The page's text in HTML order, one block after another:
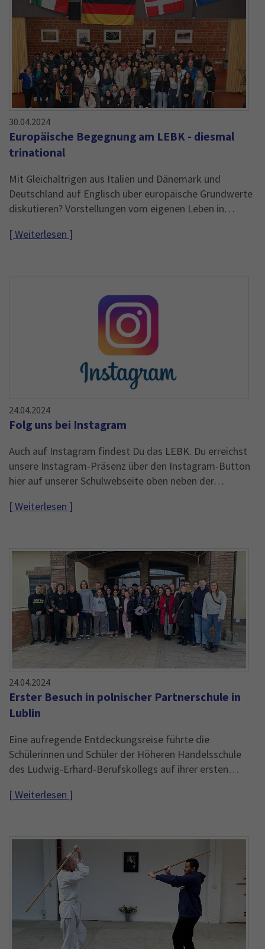
30.04.2024
Europäische Begegnung am LEBK - diesmal
trinational
Mit Gleichaltrigen aus Italien und Dänemark und
Deutschland auf Englisch über europäische Grundwerte
diskutieren? Vorstellungen vom eigenen Leben in…
[ Weiterlesen ]
24.04.2024
Folg uns bei Instagram
Auch auf Instagram findest Du das LEBK. Du erreichst
unsere Instagram-Präsenz über den Instagram-Button
hier auf unserer Schulwebseite oben neben der…
[ Weiterlesen ]
24.04.2024
Erster Besuch in polnischer Partnerschule in
Lublin
Eine aufregende Entdeckungsreise führte die
Schülerinnen und Schüler der Höheren Handelsschule
des Ludwig-Erhard-Berufskollegs auf ihrer ersten…
[ Weiterlesen ]